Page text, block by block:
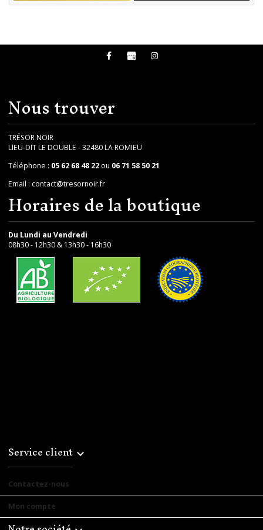
Nous trouver
TRÉSOR NOIR
LIEU-DIT LE DOUBLE - 32480 LA ROMIEU
Téléphone : 05 62 68 48 22 ou 06 71 58 50 21
Email : contact@tresornoir.fr
Horaires de la boutique
Du Lundi au Vendredi
08h30 - 12h30 & 13h30 - 16h30
Service client 
Contactez-nous
Mon compte